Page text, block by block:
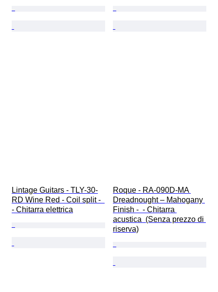
Lintage Guitars - TLY-30-
RD Wine Red - Coil split -
- Chitarra elettrica
Roque - RA-090D-MA
Dreadnought – Mahogany
Finish -  - Chitarra
acustica  (Senza prezzo di
riserva)